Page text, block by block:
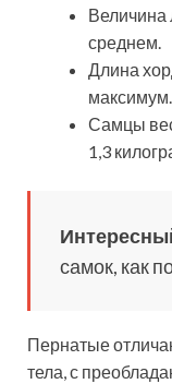
Величина
среднем.
Длина
максимум.
Самцы
1,3
самок, как
Пернатые
тела, с